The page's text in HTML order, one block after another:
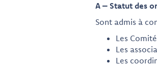
A – Statut des
Sont admis à
Les
Les
Les